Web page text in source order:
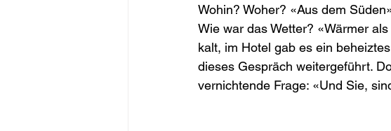
Wohin? Woher? «Aus dem
Wie war das Wetter? «Wärmer
kalt, im Hotel gab es ein
dieses Gespräch weitergeführt.
vernichtende Frage: «Und Sie,